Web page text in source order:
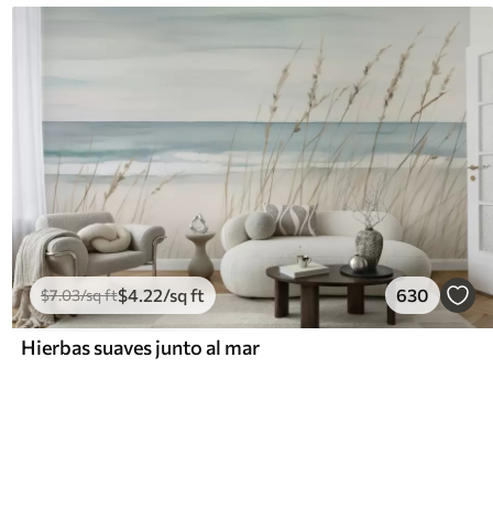
$7.03/sq ft$4.22/sq ft 630
Hierbas suaves junto al mar